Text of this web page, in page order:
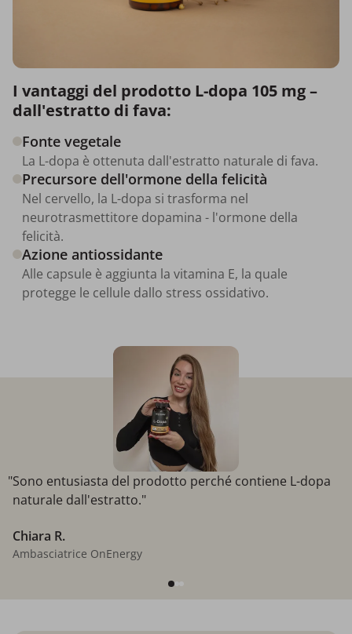
I vantaggi del prodotto L-dopa 105 mg –
dall'estratto di fava:
Fonte vegetale
La L-dopa è ottenuta dall'estratto naturale di fava.
Precursore dell'ormone della felicità
Nel cervello, la L-dopa si trasforma nel
neurotrasmettitore dopamina - l'ormone della
felicità.
Azione antiossidante
Alle capsule è aggiunta la vitamina E, la quale
protegge le cellule dallo stress ossidativo.
"Sono entusiasta del prodotto perché contiene L-dopa
naturale dall'estratto."
Chiara R.
Ambasciatrice OnEnergy